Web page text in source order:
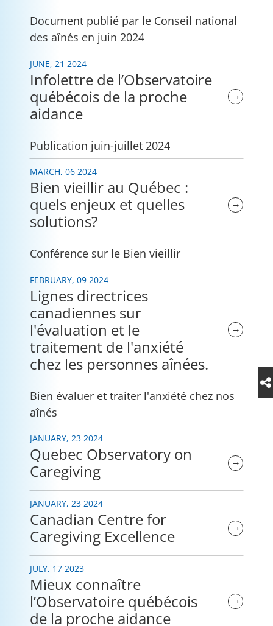
Document publié par le Conseil national
des aînés en juin 2024
JUNE, 21 2024
Infolettre de l’Observatoire
québécois de la proche
aidance
→
Publication juin-juillet 2024
MARCH, 06 2024
Bien vieillir au Québec :
quels enjeux et quelles
solutions?
→
Conférence sur le Bien vieillir
FEBRUARY, 09 2024
Lignes directrices
canadiennes sur
l'évaluation et le
traitement de l'anxiété
chez les personnes aînées.
→
Bien évaluer et traiter l'anxiété chez nos
aînés
JANUARY, 23 2024
Quebec Observatory on
Caregiving
→
JANUARY, 23 2024
Canadian Centre for
Caregiving Excellence
→
JULY, 17 2023
Mieux connaître
l’Observatoire québécois
de la proche aidance
→